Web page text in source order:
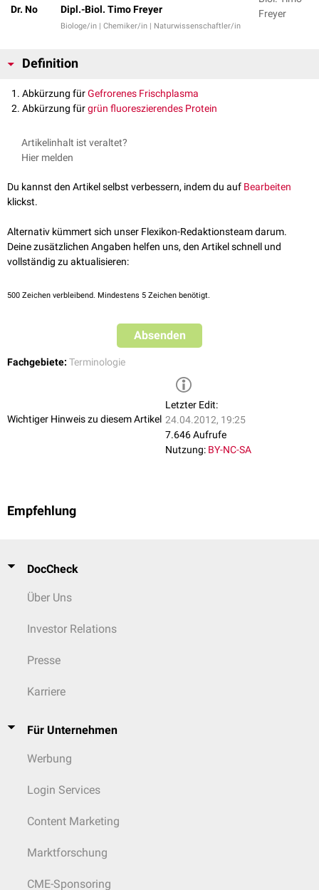
Dr. No Dipl.-Biol. Timo Freyer
Biologe/in | Chemiker/in | Naturwissenschaftler/in
Freyer
Definition
Abkürzung fürGefrorenes Frischplasma
Abkürzung fürgrün fluoreszierendes Protein
Artikelinhalt ist veraltet?
Hier melden
Du kannst den Artikel selbst verbessern, indem du auf Bearbeiten
klickst.
Alternativ kümmert sich unser Flexikon-Redaktionsteam darum.
Deine zusätzlichen Angaben helfen uns, den Artikel schnell und
vollständig zu aktualisieren:
500 Zeichen verbleibend. Mindestens 5 Zeichen benötigt.
Absenden
Fachgebiete: Terminologie
Wichtiger Hinweis zu diesem Artikel
Letzter Edit:
24.04.2012, 19:25
7.646 Aufrufe
Nutzung: BY-NC-SA
Empfehlung
DocCheck
Über Uns
Investor Relations
Presse
Karriere
Für Unternehmen
Werbung
Login Services
Content Marketing
Marktforschung
CME-Sponsoring